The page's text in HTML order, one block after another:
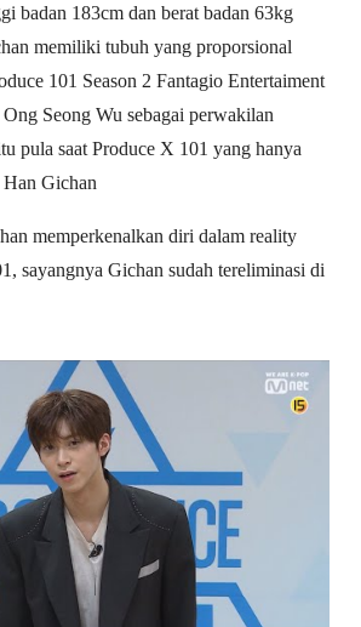
badan 183cm dan berat badan 63kg
memiliki tubuh yang proporsional
101 Season 2 Fantagio Entertaiment
Seong Wu sebagai perwakilan
pula saat Produce X 101 yang hanya
Gichan
memperkenalkan diri dalam reality
sayangnya Gichan sudah tereliminasi di